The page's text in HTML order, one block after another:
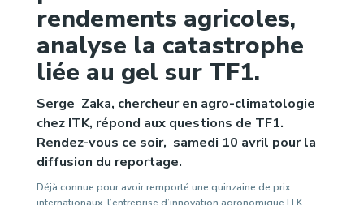
rendements agricoles,
analyse la catastrophe
liée au gel sur TF1.
Serge Zaka, chercheur en agro-climatologie
chez ITK, répond aux questions de TF1.
Rendez-vous ce soir, samedi 10 avril pour la
diffusion du reportage.
Déjà connue pour avoir remporté une quinzaine de prix